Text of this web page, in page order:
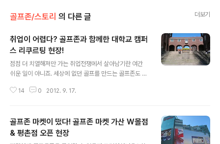
골프존/스토리 의 다른 글 더보기
취업이 어렵다? 골프존과 함께한 대학교 캠퍼
스 리쿠르팅 현장!
점점 더 치열해져만 가는 취업전쟁에서 살아남기란 여간
쉬운 일이 아니죠. 세상에 없던 골프를 만드는 골프존도 2
소리를 듣기 위해 캠퍼스 리쿠르팅을 진행했답니다. 많은
요? 짜잔~ 이 곳은 막 단장을 끝낸 골프존 부스랍니다. 골
프존은 서울대, 고려대, 성균관대, 한양대 등 서울에 위치한
10개의 학교에서 많은 학생들과의 만남을 가졌답니다. 평
14 0 2012. 9. 17.
골프존 마켓이 떴다! 골프존 마켓 가산 W몰점
& 평촌점 오픈 현장